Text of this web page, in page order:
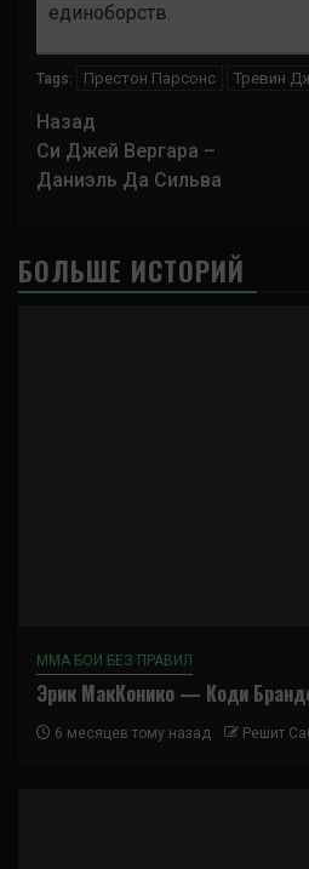
единоборств.
Tags: Престон Парсонс Тревин
Навигация
записи
Назад
Си Джей Вергара –
Даниэль Да Сильва
БОЛЬШЕ ИСТОРИЙ
ММА БОИ БЕЗ ПРАВИЛ
Эрик МакКонико — Коди
6 месяцев тому назад Решит